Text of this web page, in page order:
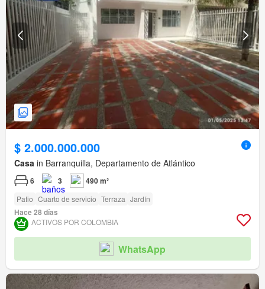
$ 2.000.000.000
Casa in Barranquilla, Departamento de Atlántico
6 3 490 m²
Patio Cuarto de servicio Terraza Jardín
Hace 28 días
ACTIVOS POR COLOMBIA
WhatsApp